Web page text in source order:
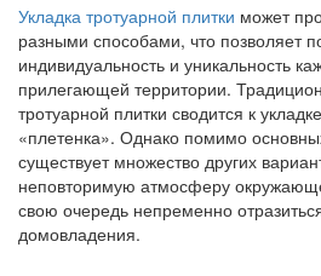
Укладка тротуарной плитки может
разными способами, что позволяет
индивидуальность и уникальность
прилегающей территории.
тротуарной плитки сводится к
«плетенка». Однако помимо
существует множество других
неповторимую атмосферу
свою очередь непременно
домовладения.